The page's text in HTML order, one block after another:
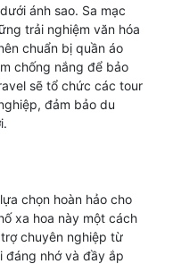
ánh sao. Sa mạc
trải nghiệm văn hóa
chuẩn bị quần áo
chống nắng để bảo
sẽ tổ chức các tour
đảm bảo du
chọn hoàn hảo cho
xa hoa này một cách
chuyên nghiệp từ
đáng nhớ và đầy ắp